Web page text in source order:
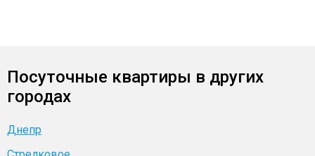
Посуточные квартиры в других
городах
Днепр